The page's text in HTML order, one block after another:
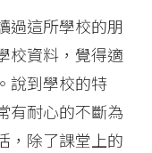
過這所學校的朋
校資料，覺得適
說到學校的特
有耐心的不斷為
，除了課堂上的